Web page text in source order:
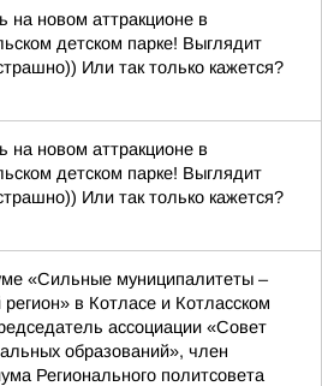
на новом аттракционе в
детском парке! Выглядит
Или так только кажется?
на новом аттракционе в
детском парке! Выглядит
Или так только кажется?
«Сильные муниципалитеты –
в Котласе и Котласском
ассоциации «Совет
образований», член
Регионального политсовета